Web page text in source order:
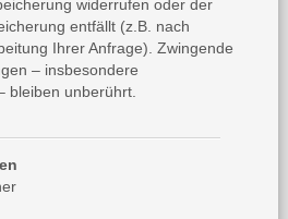
widerrufen oder der
entfällt (z.B. nach
Ihrer Anfrage). Zwingende
– insbesondere
bleiben unberührt.